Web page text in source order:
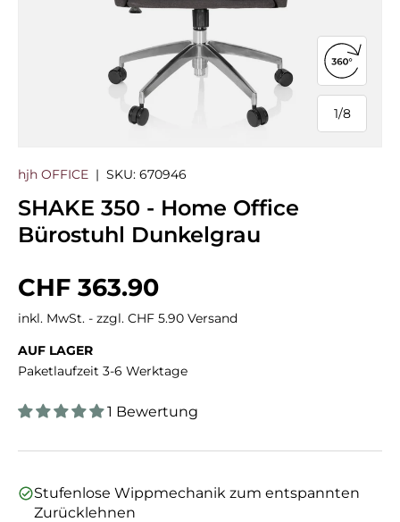
1/
von
8
360°-
hjh OFFICE | SKU: 670946
SHAKE 350 - Home Office
Bürostuhl Dunkelgrau
Normaler Preis
CHF 363.90
inkl. MwSt. - zzgl. CHF 5.90 Versand
AUF LAGER
Paketlaufzeit 3-6 Werktage
1 Bewertung
Stufenlose Wippmechanik zum entspannten
Zurücklehnen